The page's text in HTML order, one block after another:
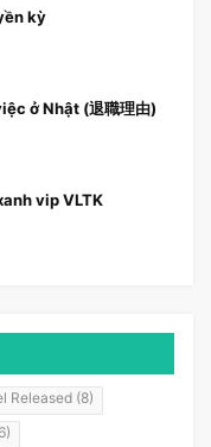
kỳ
ở Nhật (退職理由)
vip VLTK
Released (8)